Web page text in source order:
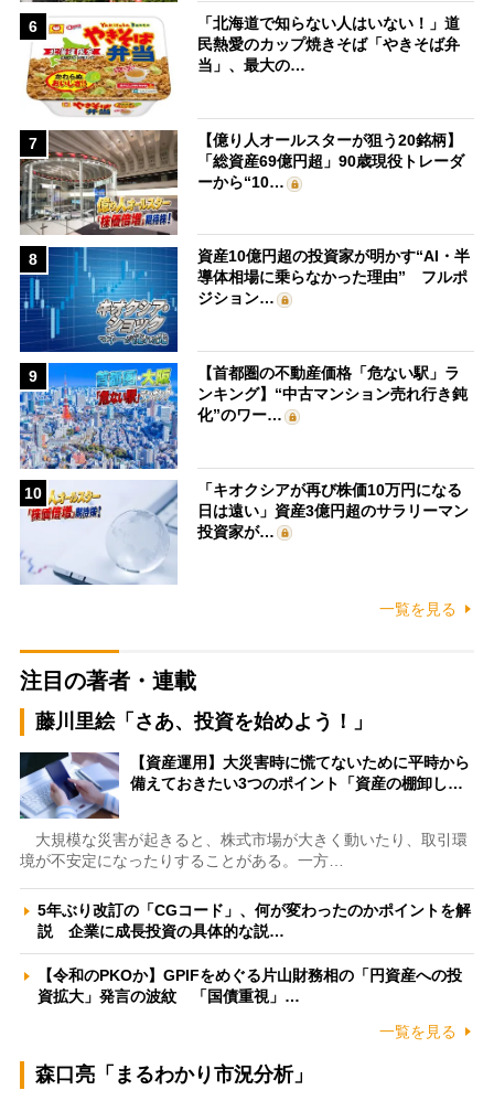
6
「北海道で知らない人はいない！」道
民熱愛のカップ焼きそば「やきそば弁
当」、最大の…
7
【億り人オールスターが狙う20銘柄】
「総資産69億円超」90歳現役トレーダ
ーから“10…
8
資産10億円超の投資家が明かす“AI・半
導体相場に乗らなかった理由” フルポ
ジション…
9
【首都圏の不動産価格「危ない駅」ラ
ンキング】“中古マンション売れ行き鈍
化”のワー…
10
「キオクシアが再び株価10万円になる
日は遠い」資産3億円超のサラリーマン
投資家が…
一覧を見る
注目の著者・連載
藤川里絵「さあ、投資を始めよう！」
【資産運用】大災害時に慌てないために平時から
備えておきたい3つのポイント「資産の棚卸し…
大規模な災害が起きると、株式市場が大きく動いたり、取引環
境が不安定になったりすることがある。一方…
5年ぶり改訂の「CGコード」、何が変わったのかポイントを解
説 企業に成長投資の具体的な説…
【令和のPKOか】GPIFをめぐる片山財務相の「円資産への投
資拡大」発言の波紋 「国債重視」…
一覧を見る
森口亮「まるわかり市況分析」